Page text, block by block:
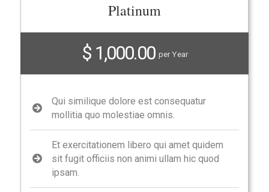
Platinum
$ 1,000.00 per Year
Qui similique dolore est consequatur
mollitia quo molestiae omnis.
Et exercitationem libero qui amet quidem
sit fugit officiis non animi ullam hic quod
ipsam.